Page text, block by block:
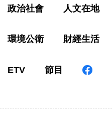
容
政治社會 人文在地
環境公衛 財經生活
ETV 節目